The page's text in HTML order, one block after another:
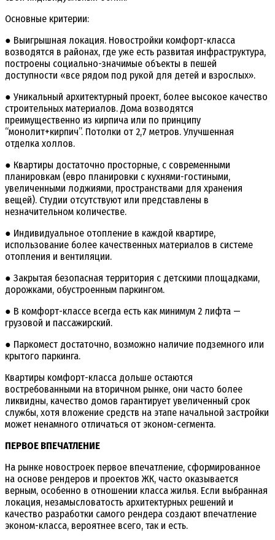
Основные критерии:
● Выигрышная локация. Новостройки комфорт-класса
возводятся в районах, где уже есть развитая инфраструктура,
построены социально-значимые объекты в пешей
доступности «все рядом под рукой для детей и взрослых».
● Уникальный архитектурный проект, более высокое качество
строительных материалов. Дома возводятся
преимущественно из кирпича или по принципу
“монолит+кирпич”. Потолки от 2,7 метров. Улучшенная
отделка холлов.
● Квартиры достаточно просторные, с современными
планировкам (евро планировки с кухнями-гостиными,
увеличенными лоджиями, пространствами для хранения
вещей). Студии отсутствуют или представлены в
незначительном количестве.
● Индивидуальное отопление в каждой квартире,
использование более качественных материалов в системе
отопления и вентиляции.
● Закрытая безопасная территория с детскими площадками,
дорожками, обустроенным паркингом.
● В комфорт-классе всегда есть как минимум 2 лифта —
грузовой и пассажирский.
● Паркомест достаточно, возможно наличие подземного или
крытого паркинга.
Квартиры комфорт-класса дольше остаются
востребованными на вторичном рынке, они часто более
ликвидны, качество домов гарантирует увеличенный срок
службы, хотя вложение средств на этапе начальной застройки
может ненамного отличаться от эконом-сегмента.
ПЕРВОЕ ВПЕЧАТЛЕНИЕ
На рынке новостроек первое впечатление, сформированное
на основе рендеров и проектов ЖК, часто оказывается
верным, особенно в отношении класса жилья. Если выбранная
локация, незамысловатость архитектурных решений и
качество разработки самого рендера создают впечатление
эконом-класса, вероятнее всего, так и есть.